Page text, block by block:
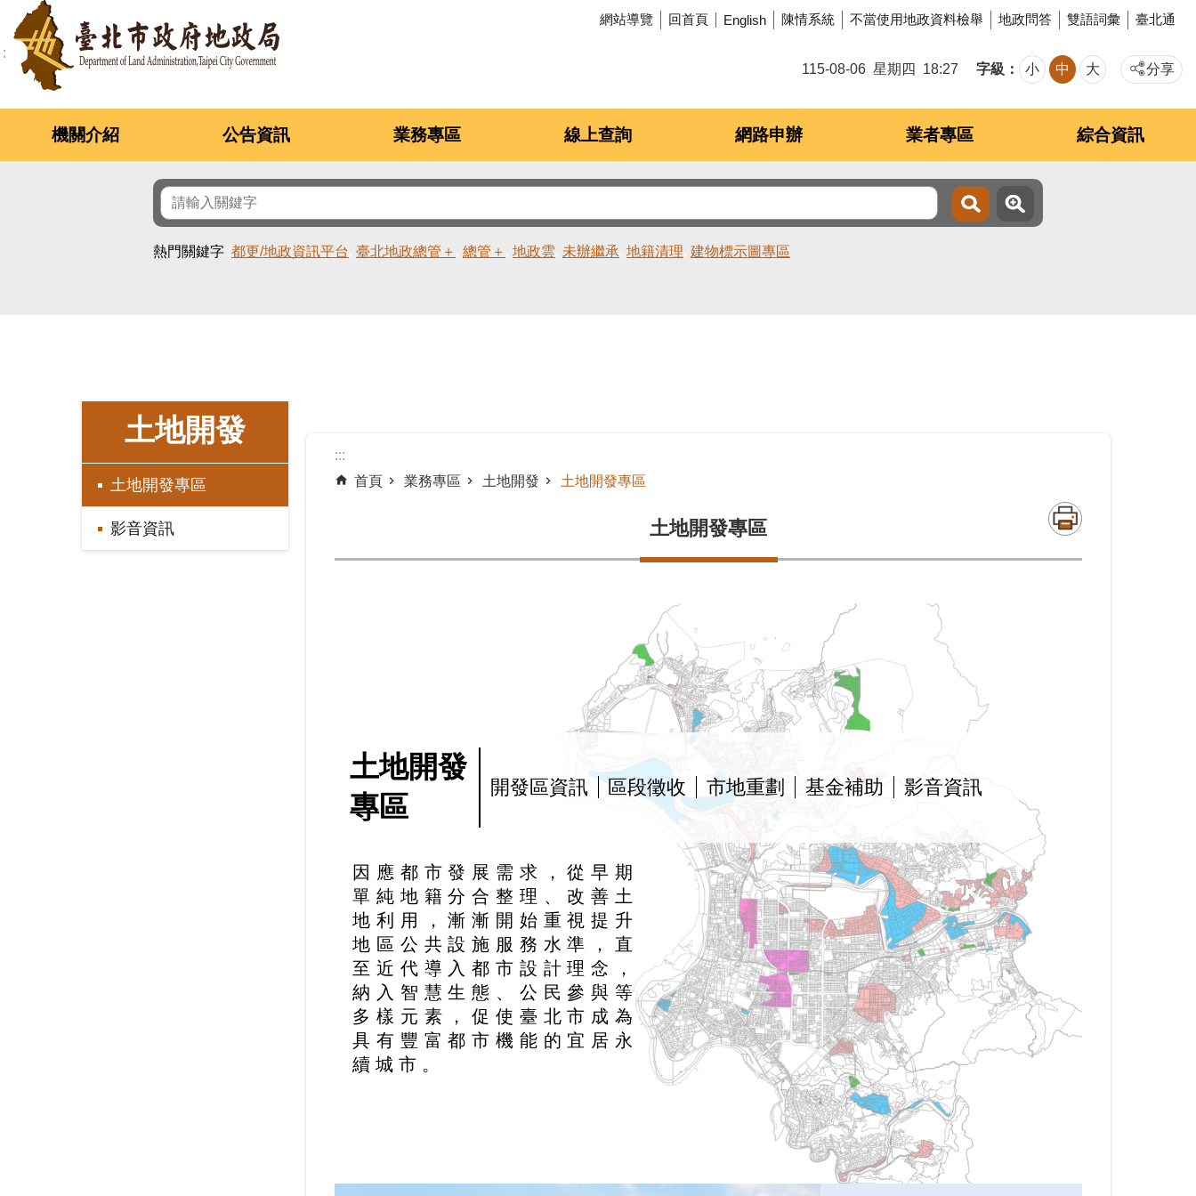
跳到主要內容區塊 網站導覽 回首頁 English 陳情系統 不當使用地政資料檢舉 地政問答 雙語詞彙 臺北通
115-08-06 星期四 18:27 字級 小 中 大 分享
機關介紹 公告資訊 業務專區 線上查詢 網路申辦 業者專區 綜合資訊
熱門關鍵字 都更/地政資訊平台 臺北地政總管＋ 總管＋ 地政雲 未辦繼承 地籍清理 建物標示圖專區
土地開發
土地開發專區
影音資訊
:::
首頁
業務專區 土地開發 土地開發專區
土地開發專區
土地開發
專區
開發區資訊 區段徵收 市地重劃 基金補助 影音資訊
因應都市發展需求，從早期
單純地籍分合整理、改善土
地利用，漸漸開始重視提升
地區公共設施服務水準，直
至近代導入都市設計理念，
納入智慧生態、公民參與等
多樣元素，促使臺北市成為
具有豐富都市機能的宜居永
續城市。